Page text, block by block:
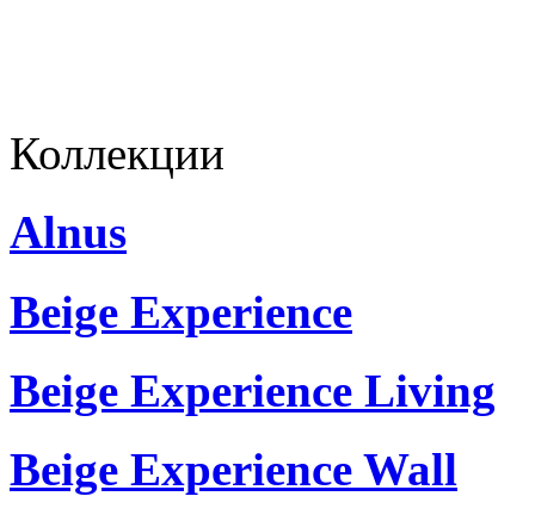
Коллекции
Alnus
Beige Experience
Beige Experience Living
Beige Experience Wall